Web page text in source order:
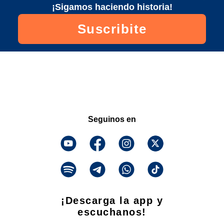
¡Sigamos haciendo historia!
Suscribite
Seguinos en
¡Descarga la app y
escuchanos!